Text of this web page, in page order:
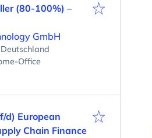
(80-100%) –
GmbH
Office
d) European
Chain Finance